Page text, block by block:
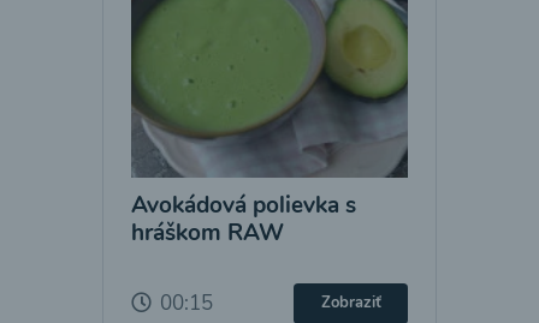
Avokádová polievka s
hráškom RAW
00:15 Zobraziť